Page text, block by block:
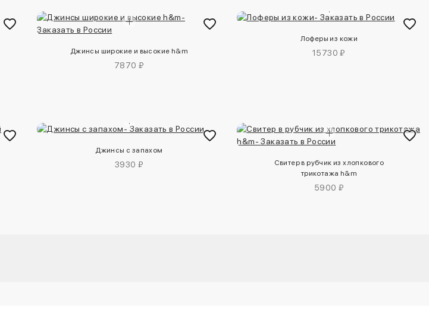
Джинсы широкие и высокие h&m
7870 ₽
Лоферы из кожи
15730 ₽
Джинсы с запахом
3930 ₽
Свитер в рубчик из хлопкового
трикотажа h&m
5900 ₽